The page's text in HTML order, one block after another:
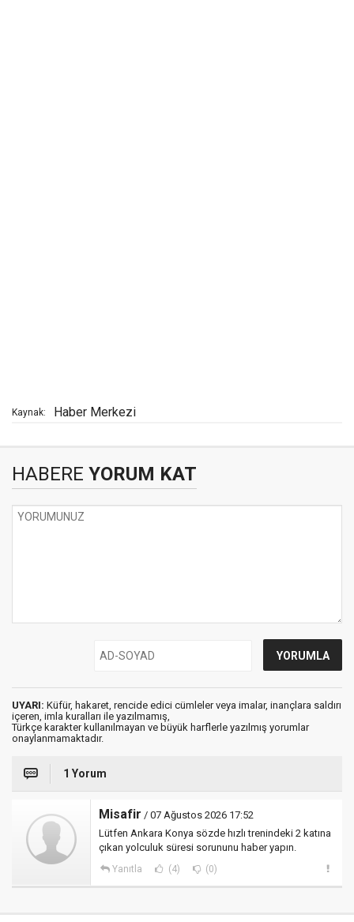
Kaynak: Haber Merkezi
HABERE YORUM KAT
UYARI: Küfür, hakaret, rencide edici cümleler veya imalar, inançlara saldırı
içeren, imla kuralları ile yazılmamış,
Türkçe karakter kullanılmayan ve büyük harflerle yazılmış yorumlar
onaylanmamaktadır.
1 Yorum
Misafir / 07 Ağustos 2026 17:52
Lütfen Ankara Konya sözde hızlı trenindeki 2 katına
çıkan yolculuk süresi sorununu haber yapın.
Yanıtla (4) (0)